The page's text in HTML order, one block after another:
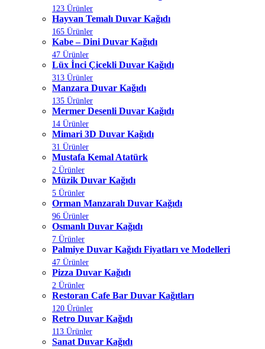
123 Ürünler
Hayvan Temalı Duvar Kağıdı
165 Ürünler
Kabe – Dini Duvar Kağıdı
47 Ürünler
Lüx İnci Çicekli Duvar Kağıdı
313 Ürünler
Manzara Duvar Kağıdı
135 Ürünler
Mermer Desenli Duvar Kağıdı
14 Ürünler
Mimari 3D Duvar Kağıdı
31 Ürünler
Mustafa Kemal Atatürk
2 Ürünler
Müzik Duvar Kağıdı
5 Ürünler
Orman Manzaralı Duvar Kağıdı
96 Ürünler
Osmanlı Duvar Kağıdı
7 Ürünler
Palmiye Duvar Kağıdı Fiyatları ve Modelleri
47 Ürünler
Pizza Duvar Kağıdı
2 Ürünler
Restoran Cafe Bar Duvar Kağıtları
120 Ürünler
Retro Duvar Kağıdı
113 Ürünler
Sanat Duvar Kağıdı